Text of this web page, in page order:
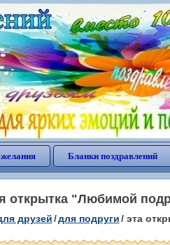
Бланки поздравлений
открытка "Любимой
друзей/для подруги/ эта